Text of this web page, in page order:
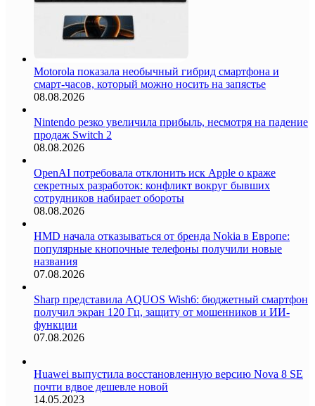
Motorola показала необычный гибрид смартфона и
смарт-часов, который можно носить на запястье
08.08.2026
Nintendo резко увеличила прибыль, несмотря на падение
продаж Switch 2
08.08.2026
OpenAI потребовала отклонить иск Apple о краже
секретных разработок: конфликт вокруг бывших
сотрудников набирает обороты
08.08.2026
HMD начала отказываться от бренда Nokia в Европе:
популярные кнопочные телефоны получили новые
названия
07.08.2026
Sharp представила AQUOS Wish6: бюджетный смартфон
получил экран 120 Гц, защиту от мошенников и ИИ-
функции
07.08.2026
Huawei выпустила восстановленную версию Nova 8 SE
почти вдвое дешевле новой
14.05.2023